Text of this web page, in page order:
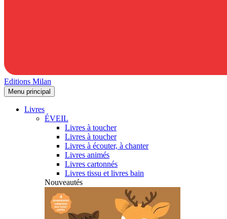
Editions Milan
Menu principal
Livres
ÉVEIL
Livres à toucher
Livres à toucher
Livres à écouter, à chanter
Livres animés
Livres cartonnés
Livres tissu et livres bain
Nouveautés